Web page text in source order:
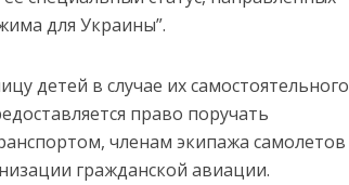
для Украины”.
детей в случае их самостоятельного
право поручать
членам экипажа самолетов
гражданской авиации.